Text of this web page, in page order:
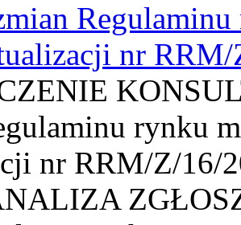
nr
rynku
nr RRM/Z/16/